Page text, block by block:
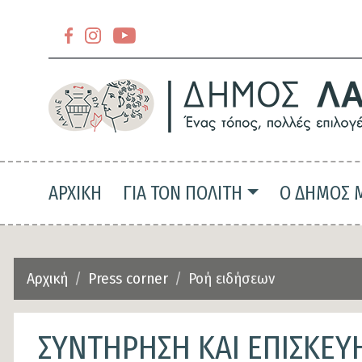
Section
header-
slider-
top
Section
header-
top-
Main navigation
ΑΡΧΙΚΗ ΓΙΑ ΤΟΝ ΠΟΛΙΤΗ Ο ΔΗΜΟΣ
Αρχική Press corner Ροή ειδήσεων
ΣΥΝΤΗΡΗΣΗ ΚΑΙ